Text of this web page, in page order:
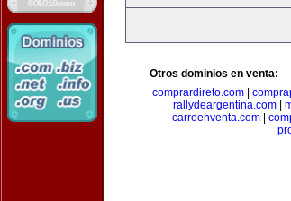
Otros dominios en venta:
comprardireto.com
rallydeargentina.com
carroenventa.com|